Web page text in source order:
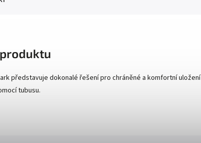
představuje dokonalé řešení pro chráněné a komfortní
tubusu.